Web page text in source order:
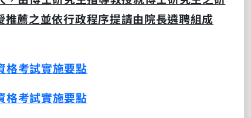
薦之並依行政程序提請由院長遴聘組成
格考試實施要點
格考試實施要點